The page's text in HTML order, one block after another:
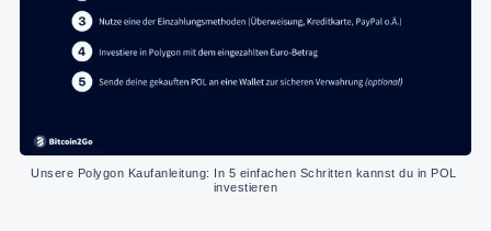
Unsere Polygon Kaufanleitung: In 5 einfachen Schritten kannst du in POL
investieren